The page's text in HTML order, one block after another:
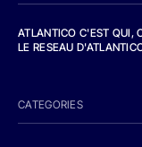
ATLANTICO C'EST QUI,
LE RESEAU
CATEGORIES